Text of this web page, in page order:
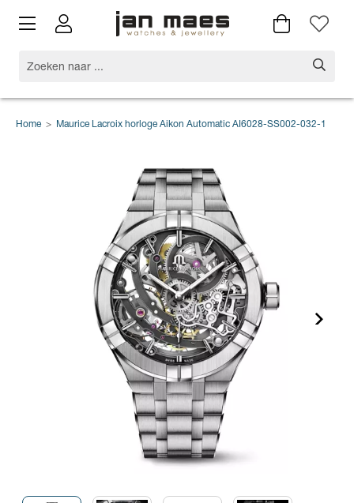
Home > Maurice Lacroix horloge Aikon Automatic AI6028-SS002-032-1